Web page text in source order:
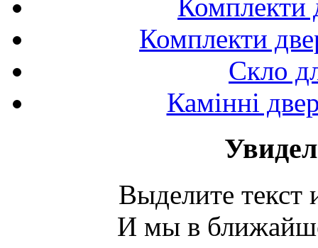
Комплекти
Комплекти
Скло
Камінні
Выделите
И мы в